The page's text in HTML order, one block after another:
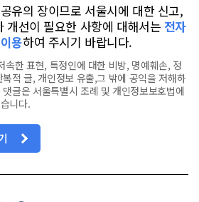
유의 장이므로 서울시에 대한 신고,
개선이 필요한 사항에 대해서는 전자
용하여 주시기 바랍니다.
속한 표현, 특정인에 대한 비방, 명예훼손, 정
적 글, 개인정보 유출,그 밖에 공익을 저해하
글은 서울특별시 조례 및 개인정보보호법에
니다.